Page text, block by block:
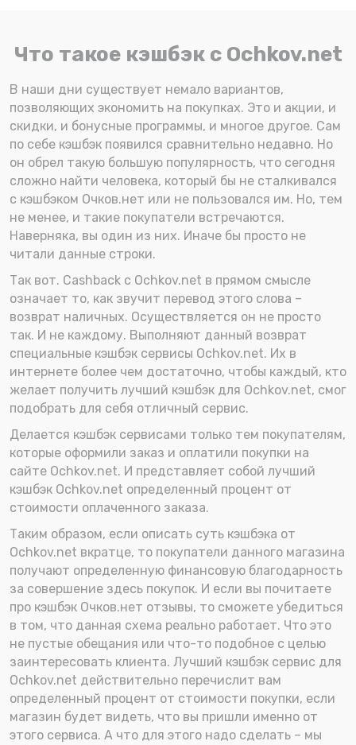
Что такое кэшбэк с Ochkov.net
В наши дни существует немало вариантов,
позволяющих экономить на покупках. Это и акции, и
скидки, и бонусные программы, и многое другое. Сам
по себе кэшбэк появился сравнительно недавно. Но
он обрел такую большую популярность, что сегодня
сложно найти человека, который бы не сталкивался
с кэшбэком Очков.нет или не пользовался им. Но, тем
не менее, и такие покупатели встречаются.
Наверняка, вы один из них. Иначе бы просто не
читали данные строки.
Так вот. Cashback с Ochkov.net в прямом смысле
означает то, как звучит перевод этого слова –
возврат наличных. Осуществляется он не просто
так. И не каждому. Выполняют данный возврат
специальные кэшбэк сервисы Ochkov.net. Их в
интернете более чем достаточно, чтобы каждый, кто
желает получить лучший кэшбэк для Ochkov.net, смог
подобрать для себя отличный сервис.
Делается кэшбэк сервисами только тем покупателям,
которые оформили заказ и оплатили покупки на
сайте Ochkov.net. И представляет собой лучший
кэшбэк Ochkov.net определенный процент от
стоимости оплаченного заказа.
Таким образом, если описать суть кэшбэка от
Ochkov.net вкратце, то покупатели данного магазина
получают определенную финансовую благодарность
за совершение здесь покупок. И если вы почитаете
про кэшбэк Очков.нет отзывы, то сможете убедиться
в том, что данная схема реально работает. Что это
не пустые обещания или что-то подобное с целью
заинтересовать клиента. Лучший кэшбэк сервис для
Ochkov.net действительно перечислит вам
определенный процент от стоимости покупки, если
магазин будет видеть, что вы пришли именно от
этого сервиса. А что для этого надо сделать – мы